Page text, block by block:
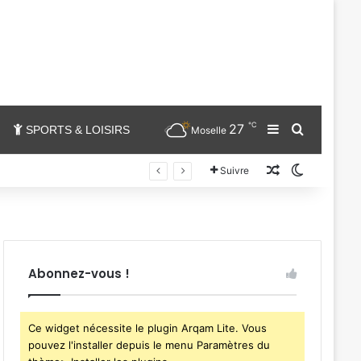
SPORTS & LOISIRS Moselle 27℃ SidebarChercher
Suivre Un article au
Abonnez-vous !
Ce widget nécessite le plugin Arqam Lite. Vous
pouvez l'installer depuis le menu Paramètres du